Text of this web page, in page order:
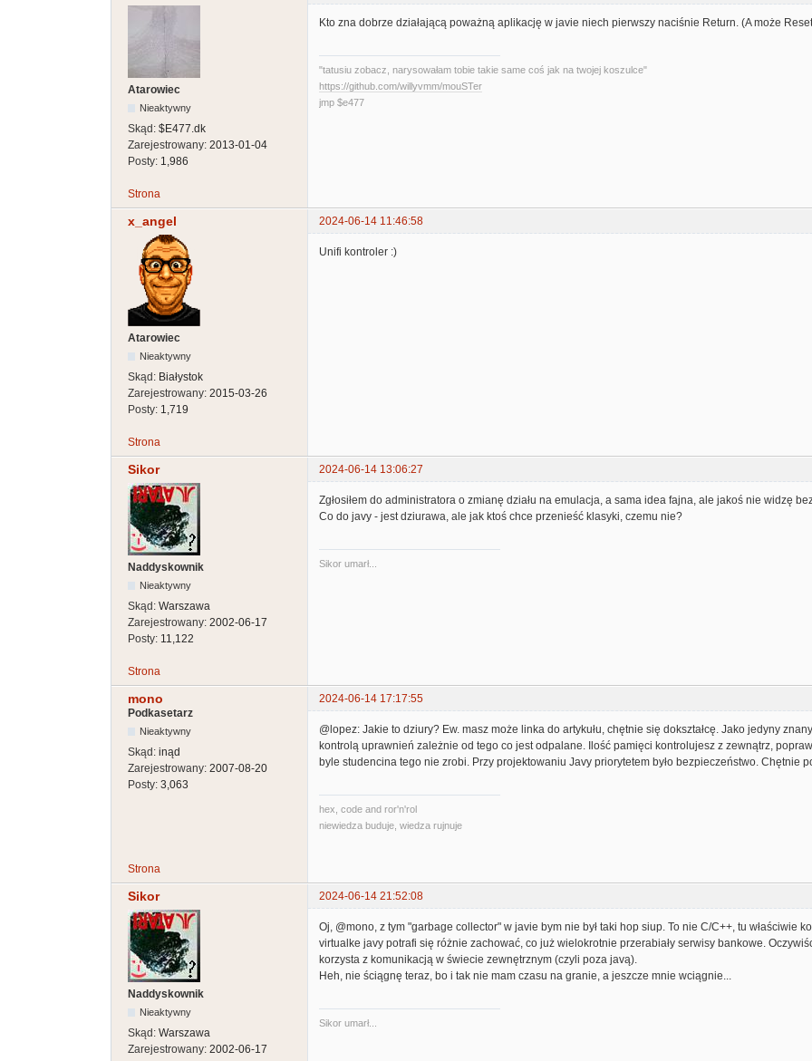
Atarowiec
Nieaktywny
Skąd: $E477.dk
Zarejestrowany: 2013-01-04
Posty: 1,986
Kto zna dobrze działającą poważną aplikację w javie niech pierwszy naciśnie Return. (A może
"tatusiu zobacz, narysowałam tobie takie same coś jak na twojej koszulce"
https://github.com/willyvmm/mouSTer
jmp $e477
Strona
x_angel 2024-06-14 11:46:58
Atarowiec
Nieaktywny
Skąd: Białystok
Zarejestrowany: 2015-03-26
Posty: 1,719
Unifi kontroler :)
Strona
Sikor 2024-06-14 13:06:27
Naddyskownik
Nieaktywny
Skąd: Warszawa
Zarejestrowany: 2002-06-17
Posty: 11,122
Zgłosiłem do administratora o zmianę działu na emulacja, a sama idea fajna, ale jakoś nie widzę
Co do javy - jest dziurawa, ale jak ktoś chce przenieść klasyki, czemu nie?
Sikor umarł...
Strona
mono
2024-06-14 17:17:55
Podkasetarz
Nieaktywny
Skąd: inąd
Zarejestrowany: 2007-08-20
Posty: 3,063
@lopez: Jakie to dziury? Ew. masz może linka do artykułu, chętnie się dokształcę. Jako jedyny
kontrolą uprawnień zależnie od tego co jest odpalane. Ilość pamięci kontrolujesz z zewnątrz,
byle studencina tego nie zrobi. Przy projektowaniu Javy priorytetem było bezpieczeństwo. Chętnie
hex, code and ror'n'rol
niewiedza buduje, wiedza rujnuje
Strona
Sikor 2024-06-14 21:52:08
Naddyskownik
Nieaktywny
Skąd: Warszawa
Zarejestrowany: 2002-06-17
Oj, @mono, z tym "garbage collector" w javie bym nie był taki hop siup. To nie C/C++, tu właściwie
virtualke javy potrafi się różnie zachować, co już wielokrotnie przerabiały serwisy bankowe.
korzysta z komunikacją w świecie zewnętrznym (czyli poza javą).
Heh, nie ściągnę teraz, bo i tak nie mam czasu na granie, a jeszcze mnie wciągnie...
Sikor umarł...